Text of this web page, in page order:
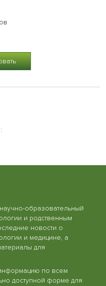
:
образовательный
и родственным
новости о
и медицине, а
для
по всем
доступной форме для